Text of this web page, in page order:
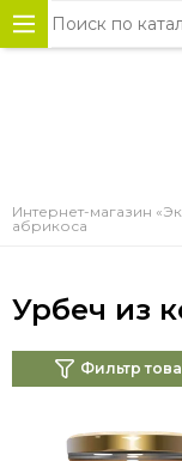
Интернет-магазин
абрикоса
Урбеч из
Фильтр